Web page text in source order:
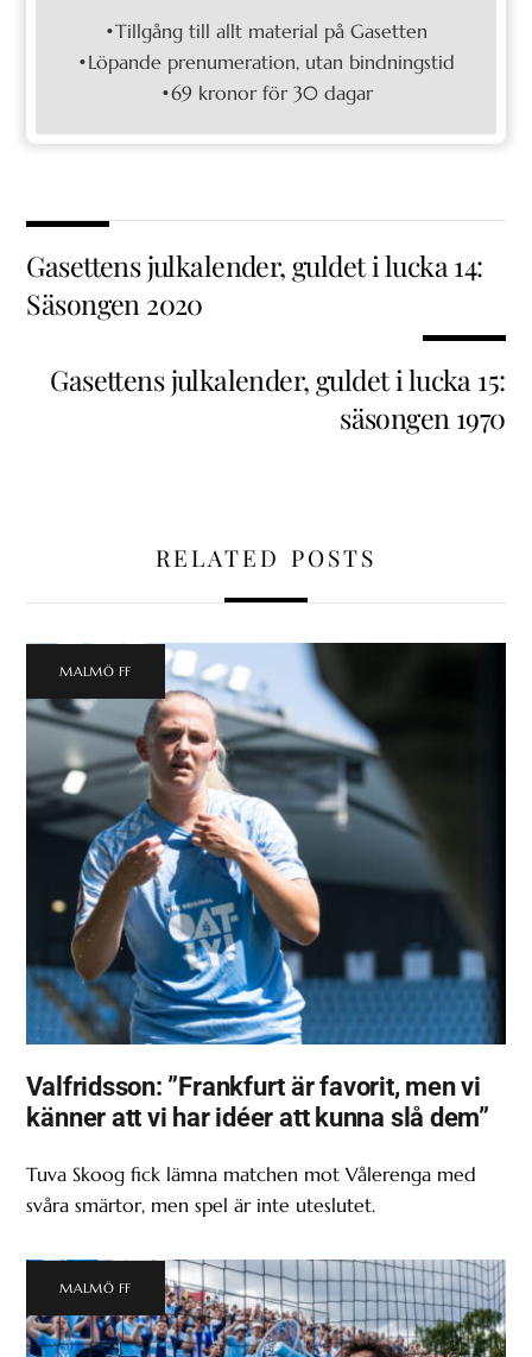
•Tillgång till allt material på Gasetten
•Löpande prenumeration, utan bindningstid
•69 kronor för 30 dagar
Gasettens julkalender, guldet i lucka 14:
Säsongen 2020
Gasettens julkalender, guldet i lucka 15:
säsongen 1970
RELATED POSTS
MALMÖ FF
Valfridsson: ”Frankfurt är favorit, men vi
känner att vi har idéer att kunna slå dem”
Tuva Skoog fick lämna matchen mot Vålerenga med
svåra smärtor, men spel är inte uteslutet.
MALMÖ FF